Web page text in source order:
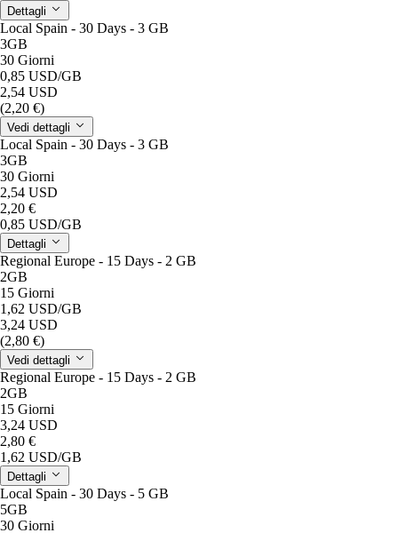
Dettagli
Local Spain - 30 Days - 3 GB
3GB
30 Giorni
0,85 USD/GB
2,54 USD
(2,20 €)
Vedi dettagli
Local Spain - 30 Days - 3 GB
3GB
30 Giorni
2,54 USD
2,20 €
0,85 USD/GB
Dettagli
Regional Europe - 15 Days - 2 GB
2GB
15 Giorni
1,62 USD/GB
3,24 USD
(2,80 €)
Vedi dettagli
Regional Europe - 15 Days - 2 GB
2GB
15 Giorni
3,24 USD
2,80 €
1,62 USD/GB
Dettagli
Local Spain - 30 Days - 5 GB
5GB
30 Giorni